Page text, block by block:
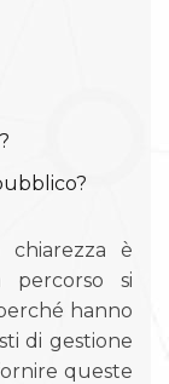
è
percorso si
hanno
di gestione
queste